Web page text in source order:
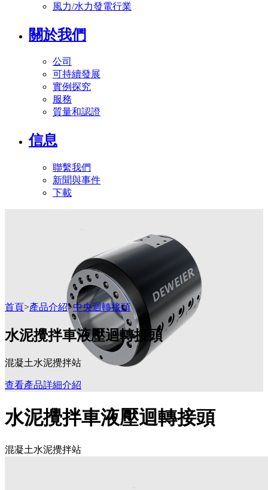
風力/水力發電行業
關於我們
公司
可持續發展
實例探究
服務
質量和認證
信息
聯繫我們
新聞與事件
下載
首頁>產品介紹>中央迴轉接頭
水泥攪拌車液壓迴轉接頭
混凝土水泥攪拌站
查看產品詳細介紹
水泥攪拌車液壓迴轉接頭
混凝土水泥攪拌站